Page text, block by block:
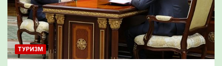
ТУРИЗМ